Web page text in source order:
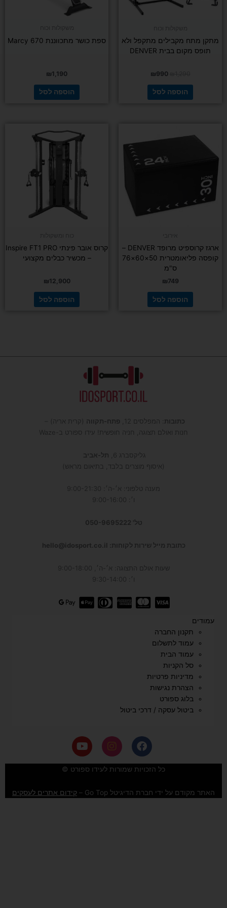
מתקן מתח מקבילים מתקפל ולא
תופס מקום בבית DENVER
₪990
הוספה לסל
ספת כושר מתכווננת Marcy 670
₪1,190
הוספה לסל
ארגז קרוספיט מרופד DENVER –
קופסה פליאומטרית 50×60×76
ס"מ
₪749
הוספה לסל
קרוס אובר פינתי Inspire FT1 PRO
– מכשיר כבלים מקצועי
₪12,900
הוספה לסל
כתובות : המפלסים 12, פתח-תקווה (קרית אריה) –
חנות ואולם תצוגה, חניה חופשית! עידו ספורט ב-Waze
גליקסברג 6,
תל-אביב
(איסוף מוצרים בלבד, בתיאום מראש)
מענה טלפוני: א׳-ה׳: 9:00-21:30
ו׳: 9:00-16:00
טל' 050-9695222
כתובת מייל שירות לקוחות: hello@idosport.co.il
שעות אולם התצוגה: א׳-ה׳, 9:00-18:00
ו׳: 9:30-14:00
עמודים
תקנון החברה
עמוד לתשלום
עמוד הבית
סל הקניות
מדיניות פרטיות
הצהרת נגישות
בלוג ספורט
ביטול עסקה / דרכי ביטול
F
a
c
e
o
o
I
n
s
t
g
r
Y
o
u
t
b
e
כל הזכויות שמורות לעידו ספורט ©
האתר מקודם על ידי חברת הדיגיטל Go Top – קידום אתרים לעסקים